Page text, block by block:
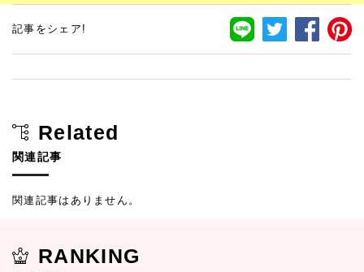
記事をシェア!
Related
関連記事
関連記事はありません。
RANKING